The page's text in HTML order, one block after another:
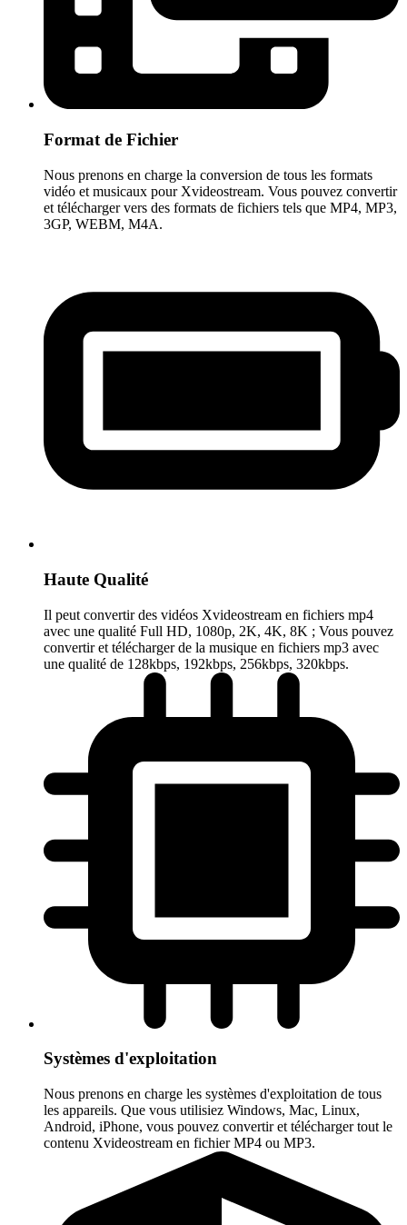
Format de Fichier
Nous prenons en charge la conversion de tous les formats
vidéo et musicaux pour Xvideostream. Vous pouvez convertir
et télécharger vers des formats de fichiers tels que MP4, MP3,
3GP, WEBM, M4A.
Haute Qualité
Il peut convertir des vidéos Xvideostream en fichiers mp4
avec une qualité Full HD, 1080p, 2K, 4K, 8K ; Vous pouvez
convertir et télécharger de la musique en fichiers mp3 avec
une qualité de 128kbps, 192kbps, 256kbps, 320kbps.
Systèmes d'exploitation
Nous prenons en charge les systèmes d'exploitation de tous
les appareils. Que vous utilisiez Windows, Mac, Linux,
Android, iPhone, vous pouvez convertir et télécharger tout le
contenu Xvideostream en fichier MP4 ou MP3.